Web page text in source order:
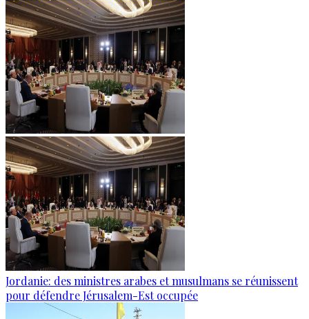
Jordanie: des ministres arabes et musulmans se réunissent
pour défendre Jérusalem-Est occupée